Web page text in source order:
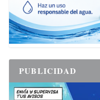
PUBLICIDAD